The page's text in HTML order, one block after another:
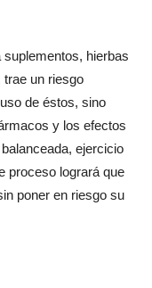
suplementos, hierbas
un riesgo
de éstos, sino
y los efectos
ejercicio
proceso logrará que
poner en riesgo su